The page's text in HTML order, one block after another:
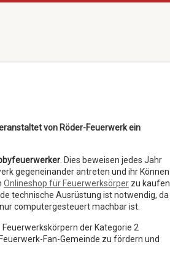
von Röder-Feuerwerk ein
. Dies beweisen jedes Jahr
gegeneinander antreten und ihr Können
Onlineshop für Feuerwerksörper zu kaufen
technische Ausrüstung ist notwendig, da
computergesteuert machbar ist.
der Kategorie 2
Fan-Gemeinde zu fördern und